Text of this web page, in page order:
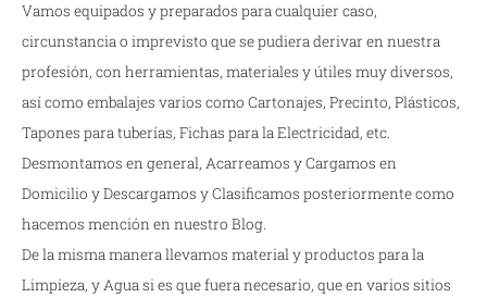
Vamos equipados y preparados para cualquier caso,
circunstancia o imprevisto que se pudiera derivar en nuestra
profesión, con herramientas, materiales y útiles muy diversos,
así como embalajes varios como Cartonajes, Precinto, Plásticos,
Tapones para tuberías, Fichas para la Electricidad, etc.
Desmontamos en general, Acarreamos y Cargamos en
Domicilio y Descargamos y Clasificamos posteriormente como
hacemos mención en nuestro Blog.
De la misma manera llevamos material y productos para la
Limpieza, y Agua si es que fuera necesario, que en varios sitios